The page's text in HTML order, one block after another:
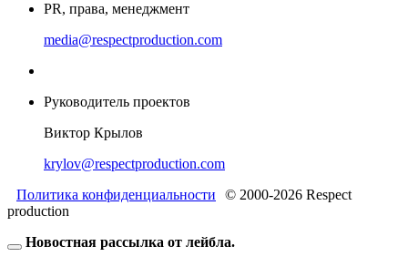
PR, права, менеджмент
media@respectproduction.com
Руководитель проектов
Виктор Крылов
krylov@respectproduction.com
Политика конфиденциальности
© 2000-2026 Respect
production
Новостная рассылка от лейбла.